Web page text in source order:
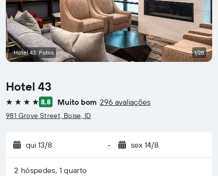
Hotel 43
4 estrelas 8,8 Muito bom 296 avaliações
981 Grove Street, Boise, ID
qui 13/8 - sex 14/8
2 hóspedes, 1 quarto
Hotel 43: Fotos 1/28